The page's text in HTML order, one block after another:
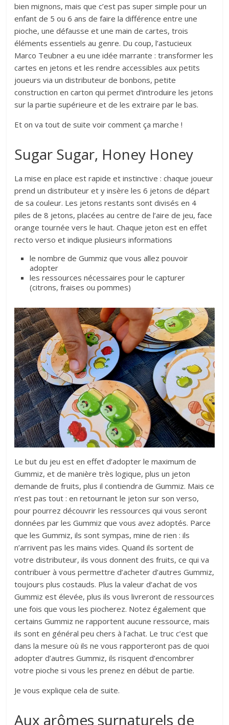
bien mignons, mais que c’est pas super simple pour un
enfant de 5 ou 6 ans de faire la différence entre une
pioche, une défausse et une main de cartes, trois
éléments essentiels au genre. Du coup, l’astucieux
Marco Teubner a eu une idée marrante : transformer les
cartes en jetons et les rendre accessibles aux petits
joueurs via un distributeur de bonbons, petite
construction en carton qui permet d’introduire les jetons
sur la partie supérieure et de les extraire par le bas.
Et on va tout de suite voir comment ça marche !
Sugar Sugar, Honey Honey
La mise en place est rapide et instinctive : chaque joueur
prend un distributeur et y insère les 6 jetons de départ
de sa couleur. Les jetons restants sont divisés en 4
piles de 8 jetons, placées au centre de l’aire de jeu, face
orange tournée vers le haut. Chaque jeton est en effet
recto verso et indique plusieurs informations
le nombre de Gummiz que vous allez pouvoir
adopter
les ressources nécessaires pour le capturer
(citrons, fraises ou pommes)
Le but du jeu est en effet d’adopter le maximum de
Gummiz, et de manière très logique, plus un jeton
demande de fruits, plus il contiendra de Gummiz. Mais ce
n’est pas tout : en retournant le jeton sur son verso,
pour pourrez découvrir les ressources qui vous seront
données par les Gummiz que vous avez adoptés. Parce
que les Gummiz, ils sont sympas, mine de rien : ils
n’arrivent pas les mains vides. Quand ils sortent de
votre distributeur, ils vous donnent des fruits, ce qui va
contribuer à vous permettre d’acheter d’autres Gummiz,
toujours plus costauds. Plus la valeur d’achat de vos
Gummiz est élevée, plus ils vous livreront de ressources
une fois que vous les piocherez. Notez également que
certains Gummiz ne rapportent aucune ressource, mais
ils sont en général peu chers à l’achat. Le truc c’est que
dans la mesure où ils ne vous rapporteront pas de quoi
adopter d’autres Gummiz, ils risquent d’encombrer
votre pioche si vous les prenez en début de partie.
Je vous explique cela de suite.
Aux arômes surnaturels de